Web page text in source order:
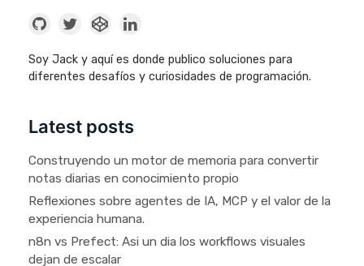
Soy Jack y aquí es donde publico soluciones para
diferentes desafíos y curiosidades de programación.
Latest posts
Construyendo un motor de memoria para convertir
notas diarias en conocimiento propio
Reflexiones sobre agentes de IA, MCP y el valor de la
experiencia humana.
n8n vs Prefect: Asi un dia los workflows visuales
dejan de escalar